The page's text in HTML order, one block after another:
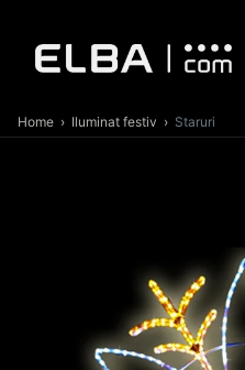
Home › Iluminat festiv › Staruri